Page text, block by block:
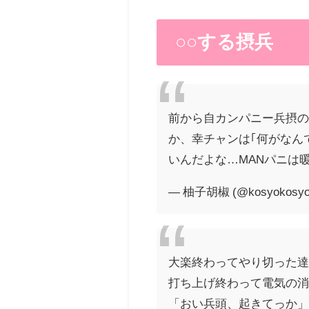
○○する摂兵
前から自カンパニー兵摂
か、幸チャンは｢何がな
いんだよな…MANパニは
— 柚子胡椒
大楽終わってやり切った
打ち上げ終わって電気の
「おい兵頭、起きてっか」